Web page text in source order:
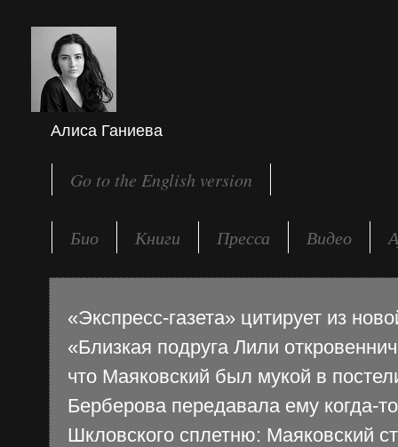
Алиса Ганиева
Go to the English version
Био Книги Пресса Видео
«Экспресс-газета» цитирует из
«Близкая подруга Лили
что Маяковский был мукой в
Берберова передавала ему когда-
Шкловского сплетню: Маяковский